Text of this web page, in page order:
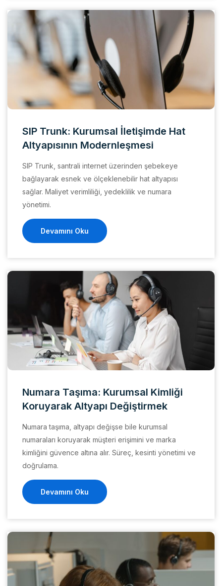
SIP Trunk: Kurumsal İletişimde Hat
Altyapısının Modernleşmesi
SIP Trunk, santrali internet üzerinden şebekeye
bağlayarak esnek ve ölçeklenebilir hat altyapısı
sağlar. Maliyet verimliliği, yedeklilik ve numara
yönetimi.
Devamını Oku
Numara Taşıma: Kurumsal Kimliği
Koruyarak Altyapı Değiştirmek
Numara taşıma, altyapı değişse bile kurumsal
numaraları koruyarak müşteri erişimini ve marka
kimliğini güvence altına alır. Süreç, kesinti yönetimi ve
doğrulama.
Devamını Oku